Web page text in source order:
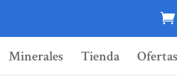
Minerales Tienda Ofertas